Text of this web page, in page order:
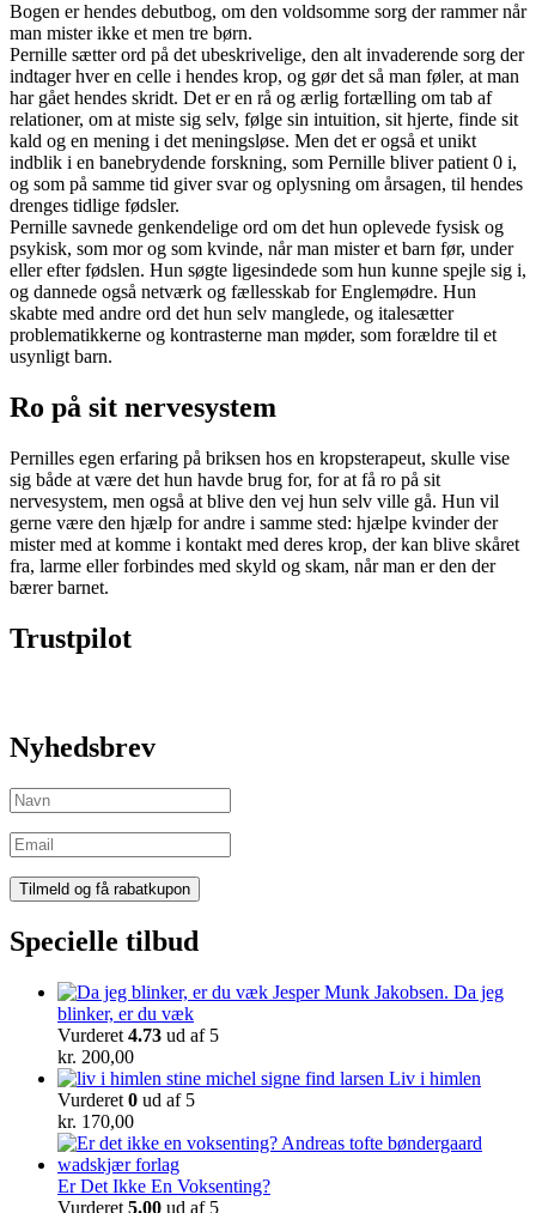
Bogen er hendes debutbog, om den voldsomme sorg der rammer når
man mister ikke et men tre børn.
Pernille sætter ord på det ubeskrivelige, den alt invaderende sorg der
indtager hver en celle i hendes krop, og gør det så man føler, at man
har gået hendes skridt. Det er en rå og ærlig fortælling om tab af
relationer, om at miste sig selv, følge sin intuition, sit hjerte, finde sit
kald og en mening i det meningsløse. Men det er også et unikt
indblik i en banebrydende forskning, som Pernille bliver patient 0 i,
og som på samme tid giver svar og oplysning om årsagen, til hendes
drenges tidlige fødsler.
Pernille savnede genkendelige ord om det hun oplevede fysisk og
psykisk, som mor og som kvinde, når man mister et barn før, under
eller efter fødslen. Hun søgte ligesindede som hun kunne spejle sig i,
og dannede også netværk og fællesskab for Englemødre. Hun
skabte med andre ord det hun selv manglede, og italesætter
problematikkerne og kontrasterne man møder, som forældre til et
usynligt barn.
Ro på sit nervesystem
Pernilles egen erfaring på briksen hos en kropsterapeut, skulle vise
sig både at være det hun havde brug for, for at få ro på sit
nervesystem, men også at blive den vej hun selv ville gå. Hun vil
gerne være den hjælp for andre i samme sted: hjælpe kvinder der
mister med at komme i kontakt med deres krop, der kan blive skåret
fra, larme eller forbindes med skyld og skam, når man er den der
bærer barnet.
Trustpilot
Nyhedsbrev
Specielle tilbud
Da jeg
blinker, er du væk
Vurderet 4.73 ud af 5
kr. 200,00
Liv i himlen
Vurderet 0 ud af 5
kr. 170,00
Er Det Ikke En Voksenting?
Vurderet 5.00 ud af 5